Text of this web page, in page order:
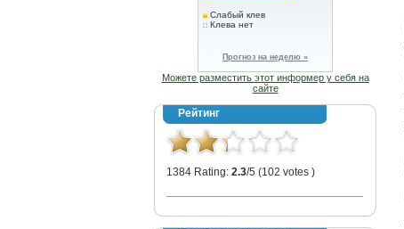
Слабый клев
Клева нет
Прогноз на неделю »
Можете разместить этот информер у себя на
сайте
Рейтинг
1384 Rating: 2.3/5 (102 votes )